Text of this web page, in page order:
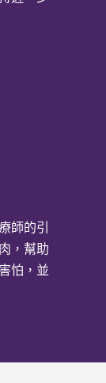
師的引
，幫助
怕，並